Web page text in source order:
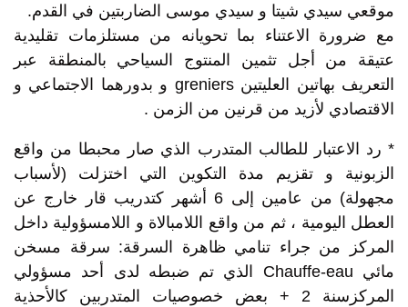
موقعي سيدي شيتا و سيدي موسى الضاربتين في القدم.
مع ضرورة الاعتناء بما تحويانه من مستلزمات تقليدية
عتيقة من أجل تثمين المنتوج السياحي بالمنطقة عبر
التعريف بهاتين العليتين greniers و بدورهما الاجتماعي و
الاقتصادي لأزيد من قرنين من الزمن .
* رد الاعتبار للطالب المتدرب الذي صار محبطا من واقع
الزبونية و تقزيم مدة التكوين التي اختزلت (لأسباب
مجهولة) من عامين إلى 6 أشهر كتدريب قار خارج عن
العطل اليومية ، ثم من واقع اللامبالاة و اللامسؤولية داخل
المركز من جراء تنامي ظاهرة السرقة: سرقة مسخن
مائي Chauffe-eau الذي تم ضبطه لدى أحد مسؤولي
المركزسنة 2 + بعض خصوصيات المتدربين كالأحذية